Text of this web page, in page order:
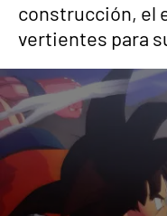
construcción, el
vertientes para